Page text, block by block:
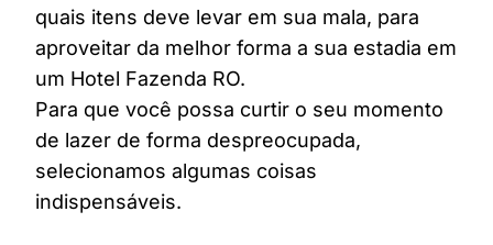
quais itens deve levar em sua mala, para
aproveitar da melhor forma a sua estadia em
um Hotel Fazenda RO.
Para que você possa curtir o seu momento
de lazer de forma despreocupada,
selecionamos algumas coisas
indispensáveis.